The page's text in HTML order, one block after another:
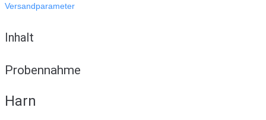
Versandparameter
Inhalt
Probennahme
Harn